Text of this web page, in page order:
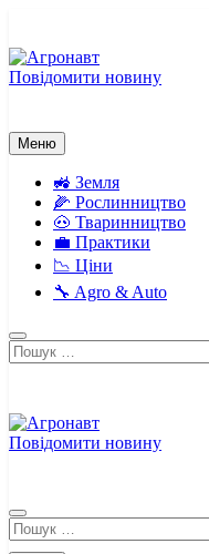
вмісту
Повідомити новину
Меню
🚜 Земля
🌽 Рослинництво
🐽 Тваринництво
💼 Практики
📉 Ціни
🔧 Agro & Auto
Пошук:
Повідомити новину
Пошук: